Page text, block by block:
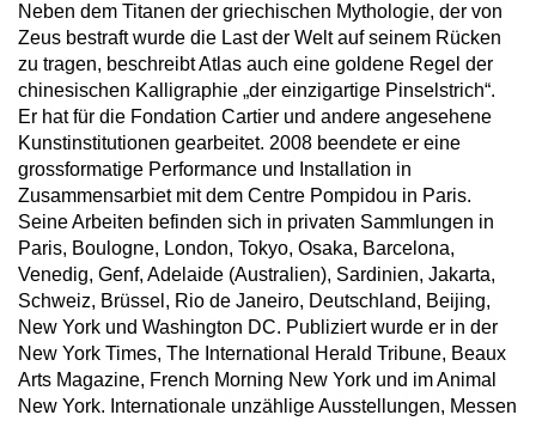
Neben dem Titanen der griechischen Mythologie, der von
Zeus bestraft wurde die Last der Welt auf seinem Rücken
zu tragen, beschreibt Atlas auch eine goldene Regel der
chinesischen Kalligraphie „der einzigartige Pinselstrich“.
Er hat für die Fondation Cartier und andere angesehene
Kunstinstitutionen gearbeitet. 2008 beendete er eine
grossformatige Performance und Installation in
Zusammensarbiet mit dem Centre Pompidou in Paris.
Seine Arbeiten befinden sich in privaten Sammlungen in
Paris, Boulogne, London, Tokyo, Osaka, Barcelona,
Venedig, Genf, Adelaide (Australien), Sardinien, Jakarta,
Schweiz, Brüssel, Rio de Janeiro, Deutschland, Beijing,
New York und Washington DC. Publiziert wurde er in der
New York Times, The International Herald Tribune, Beaux
Arts Magazine, French Morning New York und im Animal
New York. Internationale unzählige Ausstellungen, Messen